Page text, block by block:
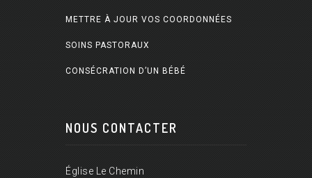
METTRE À JOUR VOS COORDONNÉES
SOINS PASTORAUX
CONSÉCRATION D’UN BÉBÉ
NOUS CONTACTER
Église Le Chemin